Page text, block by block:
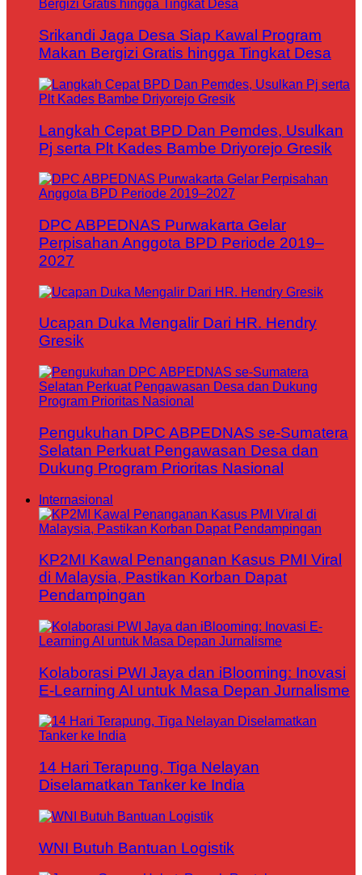
Srikandi Jaga Desa Siap Kawal Program
Makan Bergizi Gratis hingga Tingkat Desa
Langkah Cepat BPD Dan Pemdes, Usulkan
Pj serta Plt Kades Bambe Driyorejo Gresik
DPC ABPEDNAS Purwakarta Gelar
Perpisahan Anggota BPD Periode 2019–
2027
Ucapan Duka Mengalir Dari HR. Hendry
Gresik
Pengukuhan DPC ABPEDNAS se-Sumatera
Selatan Perkuat Pengawasan Desa dan
Dukung Program Prioritas Nasional
Internasional
KP2MI Kawal Penanganan Kasus PMI Viral
di Malaysia, Pastikan Korban Dapat
Pendampingan
Kolaborasi PWI Jaya dan iBlooming: Inovasi
E-Learning AI untuk Masa Depan Jurnalisme
14 Hari Terapung, Tiga Nelayan
Diselamatkan Tanker ke India
WNI Butuh Bantuan Logistik